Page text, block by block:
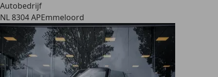
Autobedrijf
NL 8304 APEmmeloord